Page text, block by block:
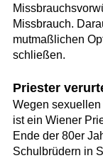
Missbrauch.
mutmaßlichen
schließen.
Priester
Wegen
ist ein Wiener
Ende der 80er
Schulbrüdern in